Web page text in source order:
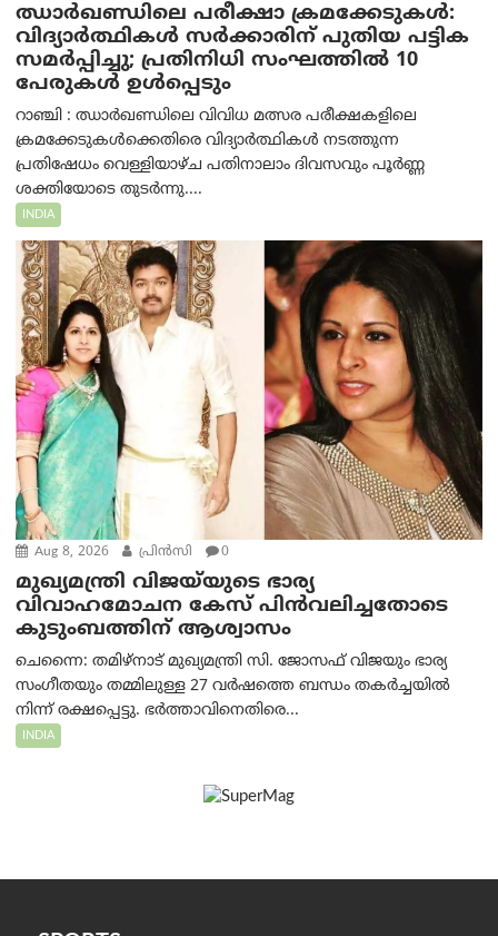
ഝാര്‍ഖണ്ഡിലെ പരീക്ഷാ ക്രമക്കേടുകള്‍:
വിദ്യാർത്ഥികൾ സർക്കാരിന് പുതിയ പട്ടിക
സമർപ്പിച്ചു; പ്രതിനിധി സംഘത്തിൽ 10
പേരുകൾ ഉൾപ്പെടും
റാഞ്ചി : ഝാർഖണ്ഡിലെ വിവിധ മത്സര പരീക്ഷകളിലെ
ക്രമക്കേടുകൾക്കെതിരെ വിദ്യാർത്ഥികൾ നടത്തുന്ന
പ്രതിഷേധം വെള്ളിയാഴ്ച പതിനാലാം ദിവസവും പൂർണ്ണ
ശക്തിയോടെ തുടർന്നു....
INDIA
Aug 8, 2026 പ്രിന്‍സി 0
മുഖ്യമന്ത്രി വിജയ്‌യുടെ ഭാര്യ
വിവാഹമോചന കേസ് പിൻവലിച്ചതോടെ
കുടുംബത്തിന് ആശ്വാസം
ചെന്നൈ: തമിഴ്‌നാട് മുഖ്യമന്ത്രി സി. ജോസഫ് വിജയും ഭാര്യ
സംഗീതയും തമ്മിലുള്ള 27 വർഷത്തെ ബന്ധം തകർച്ചയിൽ
നിന്ന് രക്ഷപ്പെട്ടു. ഭർത്താവിനെതിരെ...
INDIA